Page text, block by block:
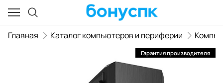
Главная Каталог компьютеров и периферии
Гарантия производителя